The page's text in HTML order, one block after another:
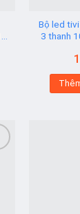
Bộ led
3 thanh